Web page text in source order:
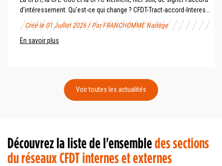
d’intéressement. Qu'est-ce qui change ? CFDT-Tract-accord-Interes...
Créé le 01 Juillet 2026 / Par FRANCHOMME Nadège
En savoir plus
Voir toutes les actualités
Découvrez la liste de l'ensembledes sections
du réseaux CFDT internes et externes